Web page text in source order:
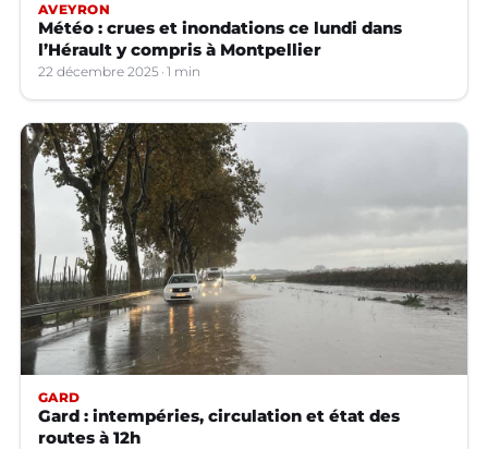
AVEYRON
Météo : crues et inondations ce lundi dans
l’Hérault y compris à Montpellier
22 décembre 2025 1 min
GARD
Gard : intempéries, circulation et état des
routes à 12h